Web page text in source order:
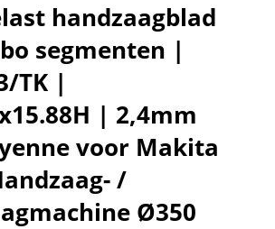
handzaagblad
segmenten |
TK |
| 2,4mm
voor Makita
/
Ø350